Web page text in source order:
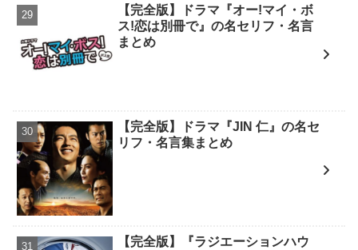
【完全版】ドラマ『オー!マイ・ボ
ス!恋は別冊で』の名セリフ・名言
まとめ
【完全版】ドラマ『JIN 仁』の名セ
リフ・名言集まとめ
【完全版】『ラジエーションハウ